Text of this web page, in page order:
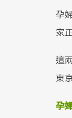
孕
家
這
東
孕